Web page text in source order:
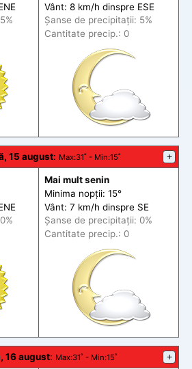
Vânt: 8 km/h dinspre ESE
Șanse de precipitații: 5%
Cantitate precip.: 0
15 august: Max:31˚ - Min:15˚ +
Mai mult senin
Minima nopții: 15°
Vânt: 7 km/h dinspre SE
Șanse de precipitații: 0%
Cantitate precip.: 0
16 august: Max:31˚ - Min:15˚ +